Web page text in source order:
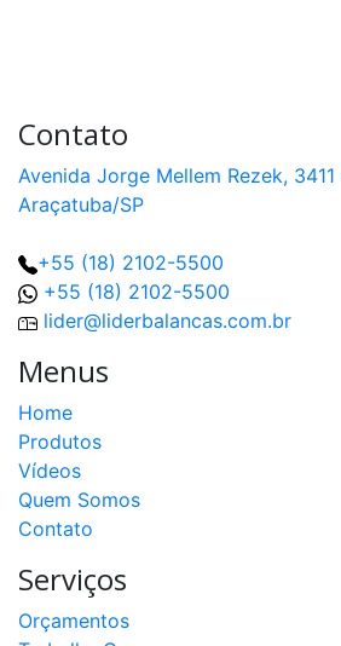
Contato
Avenida Jorge Mellem Rezek,
Araçatuba/SP
+55 (18) 2102-5500
+55 (18) 2102-5500
lider@liderbalancas.com.br
Menus
Home
Produtos
Vídeos
Quem Somos
Contato
Serviços
Orçamentos